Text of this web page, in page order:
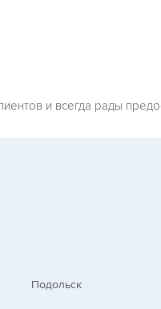
и всегда рады
Подольск